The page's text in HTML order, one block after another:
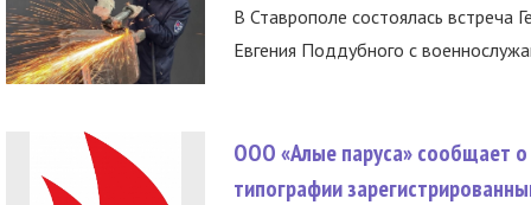
В Ставрополе состоялась встреча
Евгения Поддубного с
ООО «Алые паруса» сообщает о
типографии